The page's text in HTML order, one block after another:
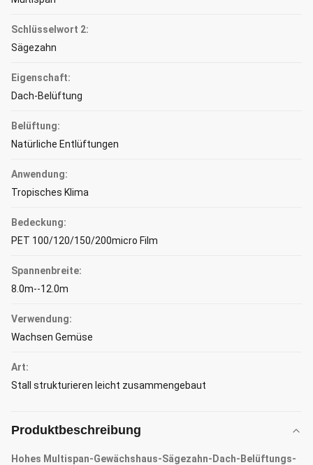
Schlüsselwort 2:
Sägezahn
Eigenschaft:
Dach-Belüftung
Belüftung:
Natürliche Entlüftungen
Anwendung:
Tropisches Klima
Bedeckung:
PET 100/120/150/200micro Film
Spannenbreite:
8.0m--12.0m
Verwendung:
Wachsen Gemüse
Art:
Stall strukturieren leicht zusammengebaut
Produktbeschreibung
Hohes Multispan-Gewächshaus-Sägezahn-Dach-Belüftungs-